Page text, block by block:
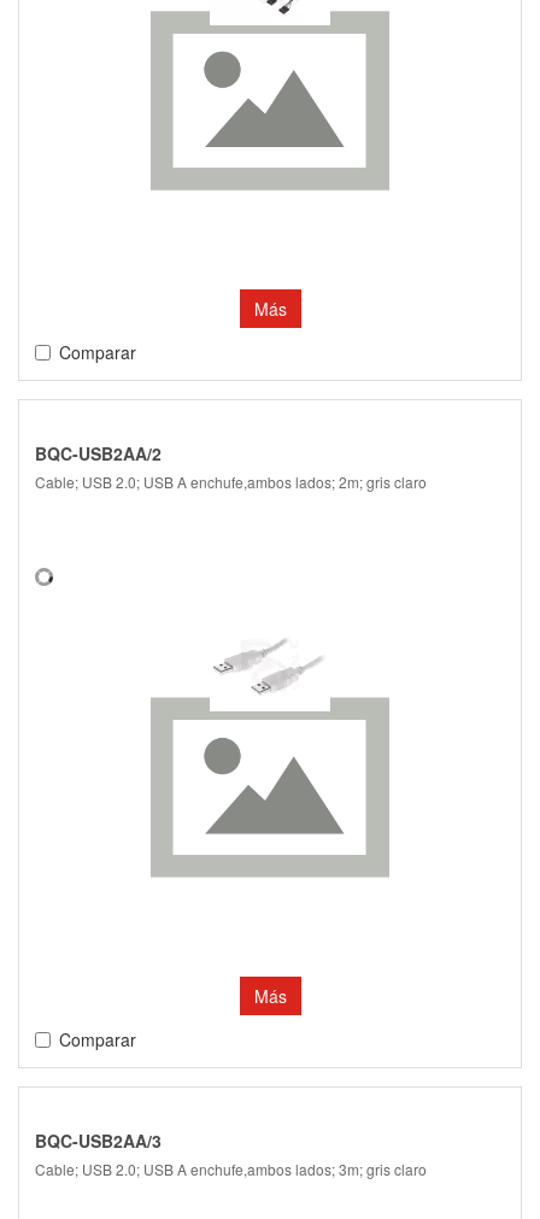
Más
Comparar
BQC-USB2AA/2
Cable; USB 2.0; USB A enchufe,ambos lados; 2m; gris claro
Más
Comparar
BQC-USB2AA/3
Cable; USB 2.0; USB A enchufe,ambos lados; 3m; gris claro